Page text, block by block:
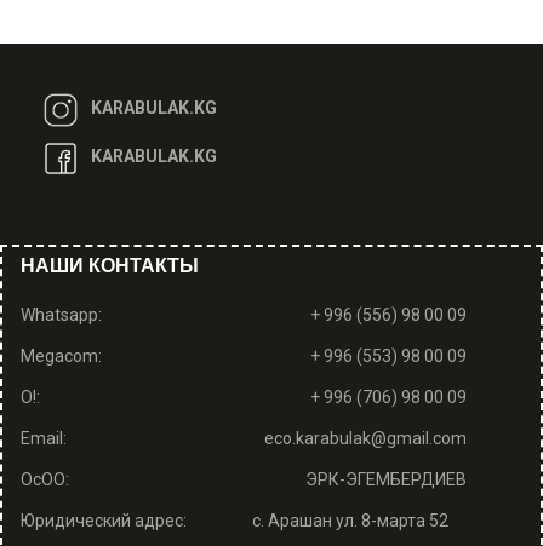
KARABULAK.KG
KARABULAK.KG
НАШИ КОНТАКТЫ
Whatsapp: + 996 (556) 98 00 09
Megacom: + 996 (553) 98 00 09
O!: + 996 (706) 98 00 09
Email: eco.karabulak@gmail.com
ОсОО: ЭРК-ЭГЕМБЕРДИЕВ
Юридический адрес: с. Арашан ул. 8-марта 52